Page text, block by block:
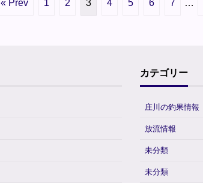
« Prev 1 2 3 4 5 6 7 …
カテゴリー
庄川の釣果情報
放流情報
未分類
未分類